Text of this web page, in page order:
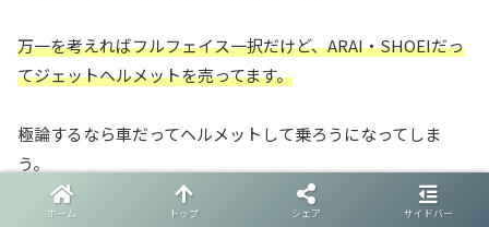
万一を考えればフルフェイス一択だけど、ARAI・SHOEIだっ
てジェットヘルメットを売ってます。
極論するなら車だってヘルメットして乗ろうになってしま
う。
ホーム トップ シェア サイドバー